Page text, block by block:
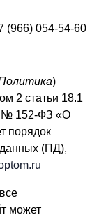
(966) 054-54-60
)
2 статьи 18.1
№ 152-ФЗ «О
порядок
(ПД),
может